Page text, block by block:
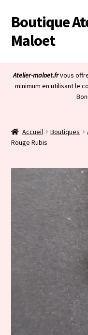
Aller
à
la
Aller
au
contenu
Boutique
Maloet
Boutique
À propos & CGV
Blog
Bienvenue dans la
Atelier-maloet.frvous
minimum en utilisant le
Accueil Boutiques
Rouge Rubis